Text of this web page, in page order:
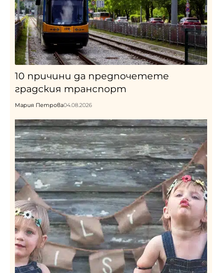
10 причини да предпочетете
градския транспорт
Мария Петрова04.08.2026